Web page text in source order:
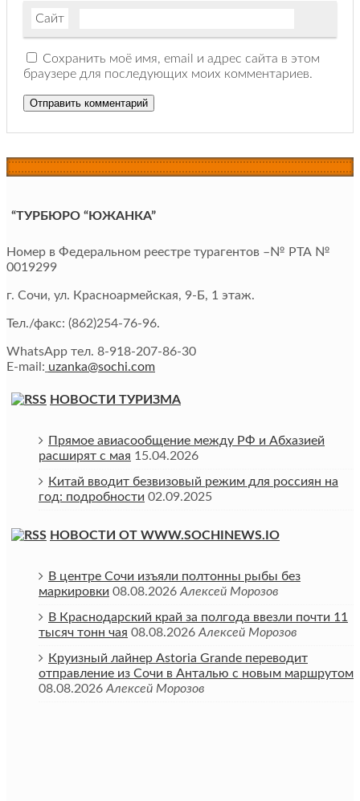
Сайт
Сохранить моё имя, email и адрес сайта в этом
браузере для последующих моих комментариев.
“ТУРБЮРО “ЮЖАНКА”
Номер в Федеральном реестре турагентов –№ РТА №
0019299
г. Сочи, ул. Красноармейская, 9-Б, 1 этаж.
Тел./факс: (862)254-76-96.
WhatsApp тел. 8-918-207-86-30
E-mail: uzanka@sochi.com
НОВОСТИ ТУРИЗМА
Прямое авиасообщение между РФ и Абхазией
расширят с мая 15.04.2026
Китай вводит безвизовый режим для россиян на
год: подробности 02.09.2025
НОВОСТИ ОТ WWW.SOCHINEWS.IO
В центре Сочи изъяли полтонны рыбы без
маркировки 08.08.2026 Алексей Морозов
В Краснодарский край за полгода ввезли почти 11
тысяч тонн чая 08.08.2026 Алексей Морозов
Круизный лайнер Astoria Grande переводит
отправление из Сочи в Анталью с новым маршрутом
08.08.2026 Алексей Морозов